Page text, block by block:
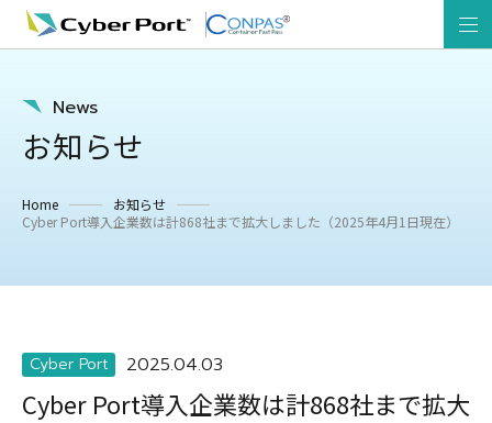
News
お知らせ
Home
お知らせ
Cyber Port導入企業数は計868社まで拡大しました（2025年4月1日現在）
Cyber Port 2025.04.03
Cyber Port導入企業数は計868社まで拡大